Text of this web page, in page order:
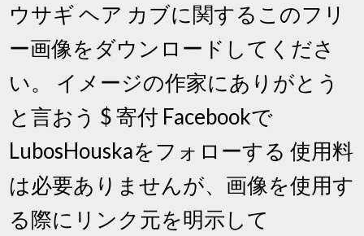
ウサギ ヘア カブに関するこのフリ
ー画像をダウンロードしてくださ
い。 イメージの作家にありがとう
と言おう $ 寄付 Facebookで
LubosHouskaをフォローする 使用料
は必要ありませんが、画像を使用す
る際にリンク元を明示して